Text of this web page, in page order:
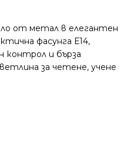
от метал в елегантен
фасунга Е14,
контрол и бърза
за четене, учене